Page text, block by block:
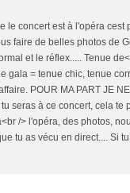
concert est à l'opéra
faire de belles photos de
et le réflex..... Tenue
gala = tenue chic, tenue
POUR MA PART JE
seras à ce concert, cela
/> l'opéra, des photos,
tu as vécu en direct.... Si